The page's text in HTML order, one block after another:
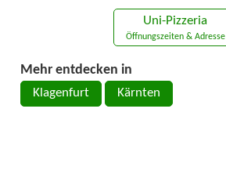
Uni-Pizzeria
Öffnungszeiten & Adresse
Mehr entdecken in
Klagenfurt Kärnten